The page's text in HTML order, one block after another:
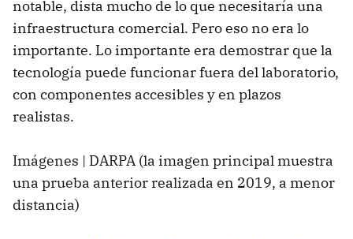
notable, dista mucho de lo que necesitaría una
infraestructura comercial. Pero eso no era lo
importante. Lo importante era demostrar que la
tecnología puede funcionar fuera del laboratorio,
con componentes accesibles y en plazos
realistas.
Imágenes | DARPA (la imagen principal muestra
una prueba anterior realizada en 2019, a menor
distancia)